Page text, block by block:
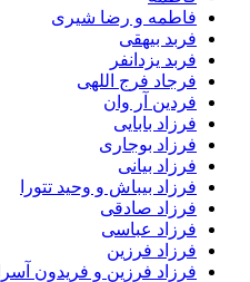
فاطمه و رضا شیری
فربد بیهقی
فربد یزدانفر
فرجاد فرج اللهی
فردین آر وان
فرزاد بابایی
فرزاد بوجاری
فرزاد بیانی
فرزاد بیباش و وحید تتورا
فرزاد صادقی
فرزاد عباسی
فرزاد فرزین
فرزاد فرزین و فریدون